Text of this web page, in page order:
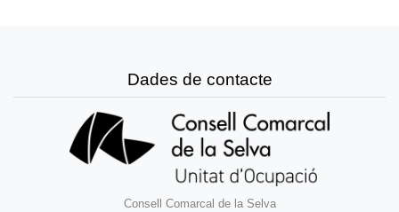
Dades de contacte
Consell Comarcal de la Selva